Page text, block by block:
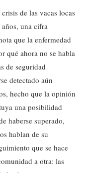
de las vacas locas
años, una cifra
que la enfermedad
qué ahora no se habla
de seguridad
detectado aún
hecho que la opinión
una posibilidad
haberse superado,
hablan de su
que se hace
a otra: las